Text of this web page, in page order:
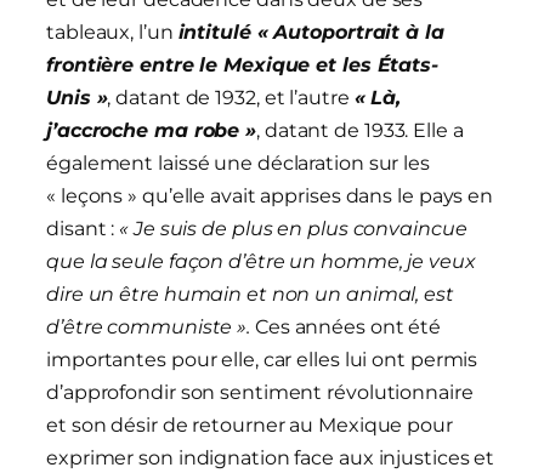
tableaux, l’un intitulé « Autoportrait à la
frontière entre le Mexique et les États-
Unis », datant de 1932, et l’autre « Là,
j’accroche ma robe », datant de 1933. Elle a
également laissé une déclaration sur les
« leçons » qu’elle avait apprises dans le pays en
disant : « Je suis de plus en plus convaincue
que la seule façon d’être un homme, je veux
dire un être humain et non un animal, est
d’être communiste ». Ces années ont été
importantes pour elle, car elles lui ont permis
d’approfondir son sentiment révolutionnaire
et son désir de retourner au Mexique pour
exprimer son indignation face aux injustices et